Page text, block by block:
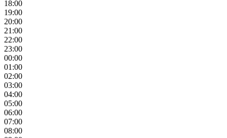
18:00
19:00
20:00
21:00
22:00
23:00
00:00
01:00
02:00
03:00
04:00
05:00
06:00
07:00
08:00